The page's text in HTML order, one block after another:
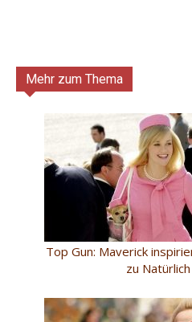
Mehr zum Thema
Top Gun: Maverick
zu